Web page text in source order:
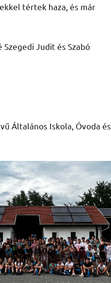
tértek haza, és már
Judit és Szabó
Általános Iskola, Óvoda és